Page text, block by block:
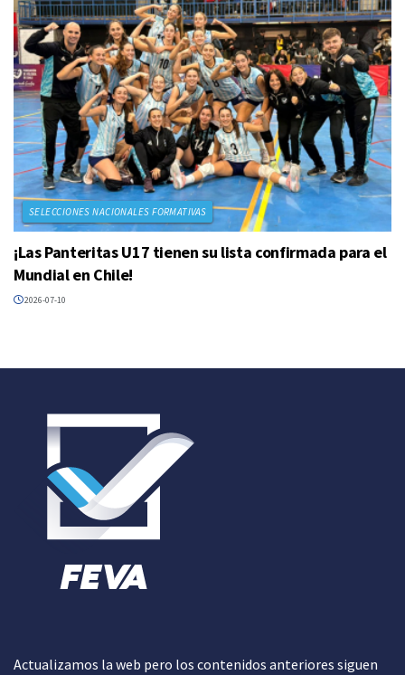
SELECCIONES NACIONALES FORMATIVAS
¡Las Panteritas U17 tienen su lista confirmada para el
Mundial en Chile!
2026-07-10
Actualizamos la web pero los contenidos anteriores siguen